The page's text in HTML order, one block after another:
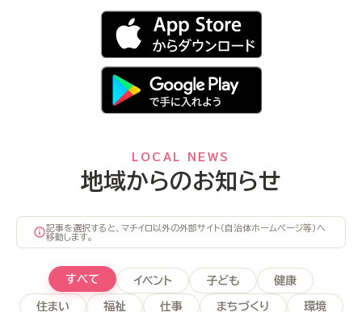
LOCAL NEWS
地域からのお知らせ
記事を選択すると、マチイロ以外の外部サイト（自治体ホームページ等）へ
移動します。
すべて イベント 子ども 健康
住まい 福祉 仕事 まちづくり 環境